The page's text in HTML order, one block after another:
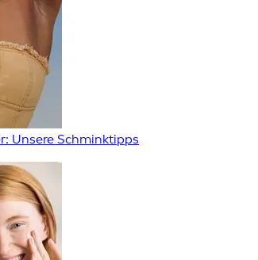
Unsere Schminktipps